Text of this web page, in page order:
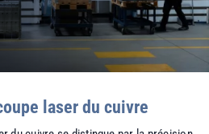
laser du cuivre